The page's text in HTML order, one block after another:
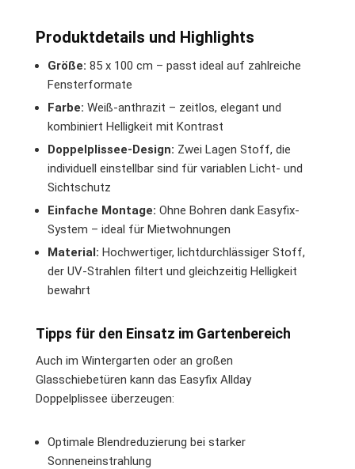
Produktdetails und Highlights
Größe: 85 x 100 cm – passt ideal auf zahlreiche
Fensterformate
Farbe: Weiß-anthrazit – zeitlos, elegant und
kombiniert Helligkeit mit Kontrast
Doppelplissee-Design: Zwei Lagen Stoff, die
individuell einstellbar sind für variablen Licht- und
Sichtschutz
Einfache Montage: Ohne Bohren dank Easyfix-
System – ideal für Mietwohnungen
Material: Hochwertiger, lichtdurchlässiger Stoff,
der UV-Strahlen filtert und gleichzeitig Helligkeit
bewahrt
Tipps für den Einsatz im Gartenbereich
Auch im Wintergarten oder an großen
Glasschiebetüren kann das Easyfix Allday
Doppelplissee überzeugen:
Optimale Blendreduzierung bei starker
Sonneneinstrahlung